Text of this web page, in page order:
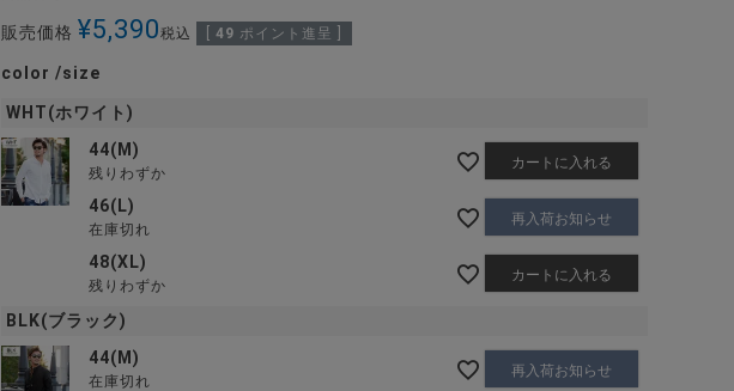
販売価格 ¥5,390税込 49 ポイント進呈 ]
color size
WHT(ホワイト)
44(M)
残りわずか
カートに入れる
46(L)
在庫切れ
再入荷お知らせ
48(XL)
残りわずか
カートに入れる
BLK(ブラック)
44(M)
在庫切れ
再入荷お知らせ